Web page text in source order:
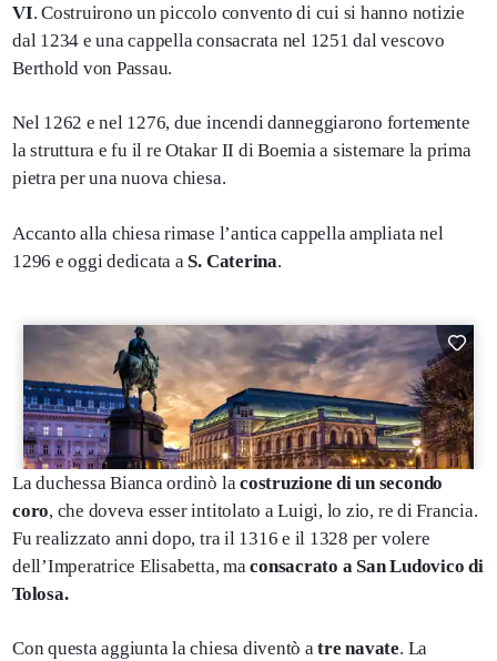
VI. Costruirono un piccolo convento di cui si hanno notizie
dal 1234 e una cappella consacrata nel 1251 dal vescovo
Berthold von Passau.
Nel 1262 e nel 1276, due incendi danneggiarono fortemente
la struttura e fu il re Otakar II di Boemia a sistemare la prima
pietra per una nuova chiesa.
Accanto alla chiesa rimase l’antica cappella ampliata nel
1296 e oggi dedicata a S. Caterina.
La duchessa Bianca ordinò la costruzione di un secondo
coro, che doveva esser intitolato a Luigi, lo zio, re di Francia.
Fu realizzato anni dopo, tra il 1316 e il 1328 per volere
dell’Imperatrice Elisabetta, maconsacrato a San Ludovico di
Tolosa.
Con questa aggiunta la chiesa diventò atre navate. La